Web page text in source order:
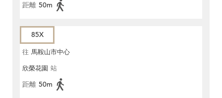
距離 50m
85X
往 馬鞍山市中心
欣榮花園 站
距離 50m